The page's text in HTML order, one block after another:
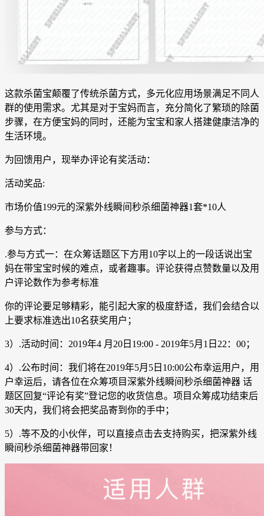
这款杀菌宝颠覆了传统杀菌方式，多元化应用场景满足不同人
群的使用需求。尤其是对于宝妈而言，充分简化了繁琐的除菌
步骤，在方便宝妈的同时，还能为宝宝和家人搭建健康洁净的
生活环境。
为回馈用户，现举办评论有奖活动：
活动奖品:
市场价值199元的深紫外线瞬间秒杀细菌神器1套*10人
参与方式：
.参与方式一：在众筹话题区下方用10字以上的一段话说出宝
妈在带宝宝时候的难点，或者趣事。评论获得点赞数量以及用
户评论数作为参考标准
你的评论要足够精彩，能引起大家的极度舒适，我们会结合以
上要求标准选出10名获奖用户；
3）.活动时间：2019年4 月20日19:00 - 2019年5月1日22：00；
4）.公布时间：我们将在2019年5月5日10:00公布幸运用户，用
户幸运后，请各位在众筹项目深紫外线瞬间秒杀细菌神器 话
题区回复“评论有奖”登记您的收货信息。项目众筹成功结束后
30天内，我们将会把奖品寄到你的手中；
5）.等不及的小伙伴，可以直接点击去支持购买，把深紫外线
瞬间秒杀细菌神器带回家！